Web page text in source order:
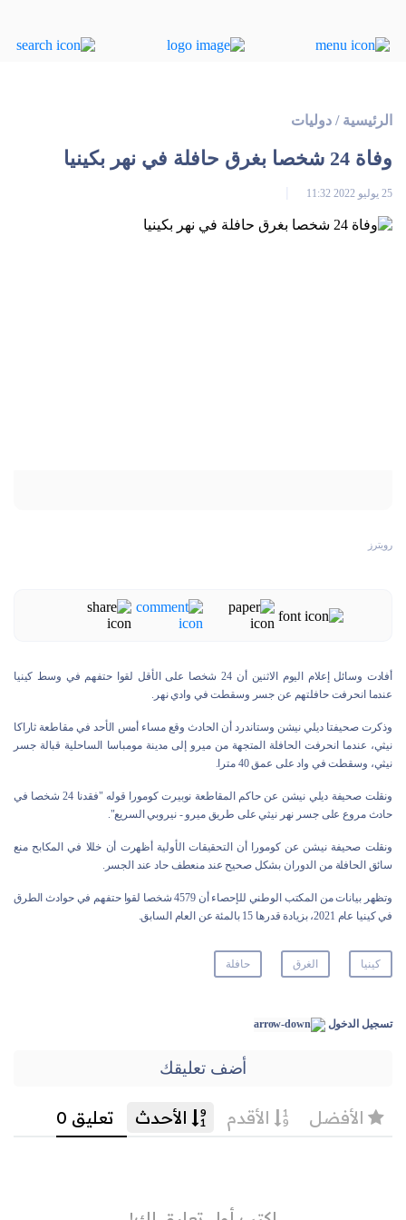
الرئيسية / دوليات
وفاة 24 شخصا بغرق حافلة في نهر بكينيا
25 يوليو 2022 11:32
رويترز
أفادت وسائل إعلام اليوم الاثنين أن 24 شخصا على الأقل لقوا حتفهم في وسط كينيا
عندما انحرفت حافلتهم عن جسر وسقطت في وادي نهر.
وذكرت صحيفتا ديلي نيشن وستاندرد أن الحادث وقع مساء أمس الأحد في مقاطعة ثاراكا
نيثي، عندما انحرفت الحافلة المتجهة من ميرو إلى مدينة مومباسا الساحلية قبالة جسر
نيثي، وسقطت في واد على عمق 40 مترا.
ونقلت صحيفة ديلي نيشن عن حاكم المقاطعة نوبيرت كومورا قوله "فقدنا 24 شخصا في
حادث مروع على جسر نهر نيثي على طريق ميرو - نيروبي السريع".
ونقلت صحيفة نيشن عن كومورا أن التحقيقات الأولية أظهرت أن خللا في المكابح منع
سائق الحافلة من الدوران بشكل صحيح عند منعطف حاد عند الجسر.
وتظهر بيانات من المكتب الوطني للإحصاء أن 4579 شخصا لقوا حتفهم في حوادث الطرق
في كينيا عام 2021، بزيادة قدرها 15 بالمئة عن العام السابق.
كينيا الغرق حافلة
تسجيل الدخول
أضف تعليقك